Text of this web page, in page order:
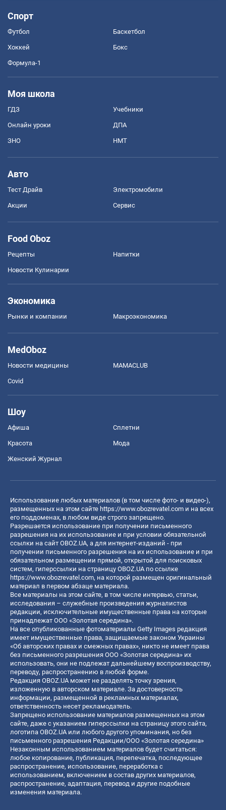
Спорт
Футбол Баскетбол
Хоккей Бокс
Формула-1
Моя школа
ГДЗ Учебники
Онлайн уроки ДПА
ЗНО НМТ
Авто
Тест Драйв Электромобили
Акции Сервис
Food Oboz
Рецепты Напитки
Новости Кулинарии
Экономика
Рынки и компании Mакроэкономика
MedOboz
Новости медицины MAMACLUB
Covid
Шоу
Афиша Сплетни
Красота Мода
Женский Журнал
Использование любых материалов (в том числе фото- и видео-),
размещенных на этом сайте https://www.obozrevatel.com и на всех
его поддоменах, в любом виде строго запрещено.
Разрешается использование при получении письменного
разрешения на их использование и при условии обязательной
ссылки на сайт OBOZ.UA, а для интернет-изданий - при
получении письменного разрешения на их использование и при
обязательном размещении прямой, открытой для поисковых
систем, гиперссылки на страницу OBOZ.UA по ссылке
https://www.obozrevatel.com, на которой размещен оригинальный
материал в первом абзаце материала.
Все материалы на этом сайте, в том числе интервью, статьи,
исследования – служебные произведения журналистов
редакции, исключительные имущественные права на которые
принадлежат ООО «Золотая середина».
На все опубликованные фотоматериалы Getty Images редакция
имеет имущественные права, защищаемые законом Украины
«Об авторских правах и смежных правах», никто не имеет права
без письменного разрешения ООО «Золотая середина» их
использовать, они не подлежат дальнейшему воспроизводству,
переводу, распространению в любой форме.
Редакция OBOZ.UA может не разделять точку зрения,
изложенную в авторском материале. За достоверность
информации, размещенной в рекламных материалах,
ответственность несет рекламодатель.
Запрещено использование материалов размещенных на этом
сайте, даже с указанием гиперссылки на страницу этого сайта,
логотипа OBOZ.UA или любого другого упоминания, но без
письменного разрешения Редакции/ООО «Золотая середина»
Незаконным использованием материалов будет считаться:
любое копирование, публикация, перепечатка, последующее
распространение, использование, переработка с
использованием, включением в состав других материалов,
распространение, адаптация, перевод и другие подобные
изменения материала.